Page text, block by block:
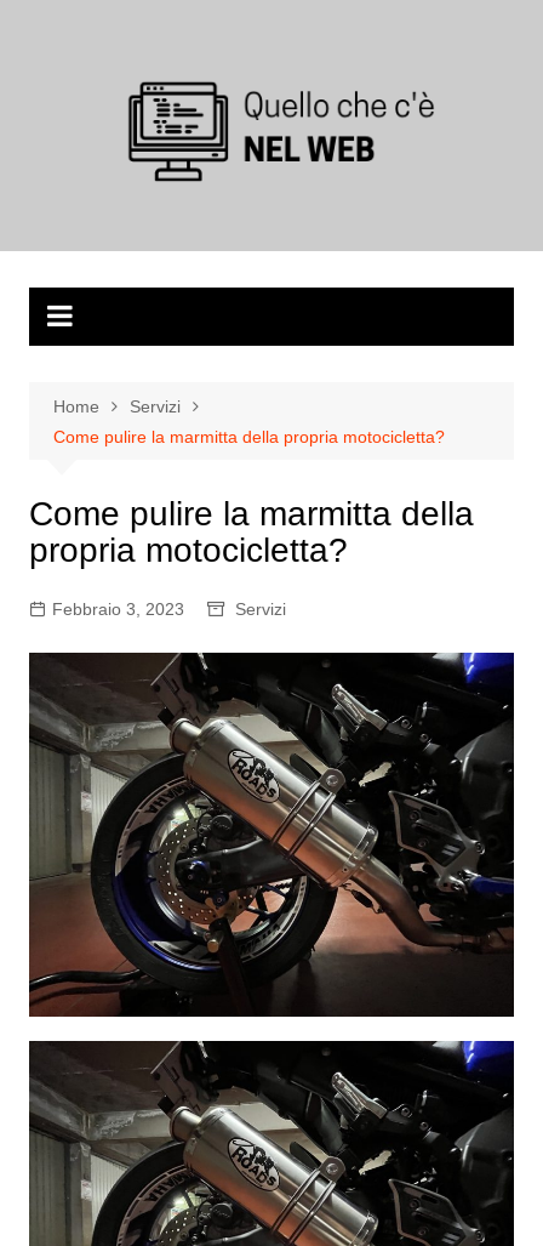
Home
Servizi
Come pulire la marmitta della propria motocicletta?
Come pulire la marmitta della
propria motocicletta?
Febbraio 3, 2023 Servizi